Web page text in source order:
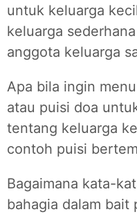
untuk keluarga
keluarga
anggota keluarga
Apa bila ingin
atau puisi doa
tentang keluarga
contoh puisi
Bagaimana kata-
bahagia dalam bait